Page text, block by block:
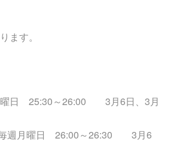
ます。
日 25:30～26:00 3月6日、3月
週月曜日 26:00～26:30 3月6